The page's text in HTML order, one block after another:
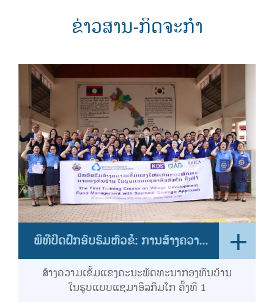
ຂ່າວສານ-ກິດຈະກຳ
ພິທີປິດຝຶກອົບຮົມຫົວຂໍ້: ການສ້າງຄວາມເຂັ້ມແຂງ ຄະນະພັດທະນາກອງທຶນບ້ານໃນຮູບແບບແຊມາອຶລກຶມໂກ ຄັ້ງທີ 1 +
ສ້າງຄວາມເຂັ້ມແຂງຄະນະພັດທະນາກອງທຶນບ້ານ
ໃນຮູບແບບແຊມາອຶລກຶມໂກ ຄັ້ງທີ 1